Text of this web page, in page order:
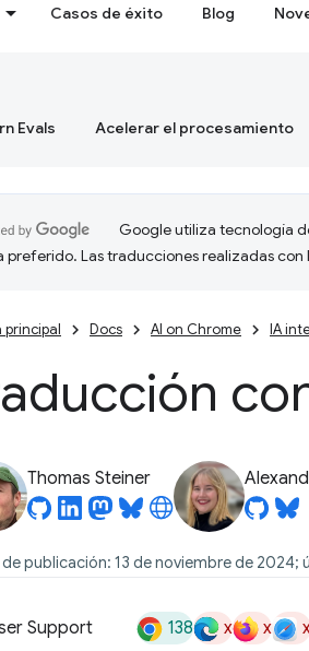
Casos de éxito Blog
Evals Acelerar el procesamiento
Google utiliza tecnología
preferido. Las traducciones realizadas con
principal Docs AI on Chrome IA
Thomas Steiner
de publicación: 13 de noviembre de
Support 138 x x